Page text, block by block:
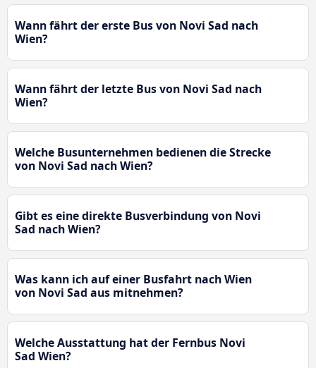
Wann fährt der erste Bus von Novi Sad nach
Wien?
Wann fährt der letzte Bus von Novi Sad nach
Wien?
Welche Busunternehmen bedienen die Strecke
von Novi Sad nach Wien?
Gibt es eine direkte Busverbindung von Novi
Sad nach Wien?
Was kann ich auf einer Busfahrt nach Wien
von Novi Sad aus mitnehmen?
Welche Ausstattung hat der Fernbus Novi
Sad Wien?